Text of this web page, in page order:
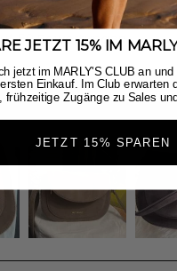
50 Bewertungen
BEWERTUNG
loaded
JETZT 15% IM
jetzt im MARLY'S CLUB an
Einkauf. Im Club erwarten
frühzeitige Zugänge zu Sales
JETZT 15% SPAREN